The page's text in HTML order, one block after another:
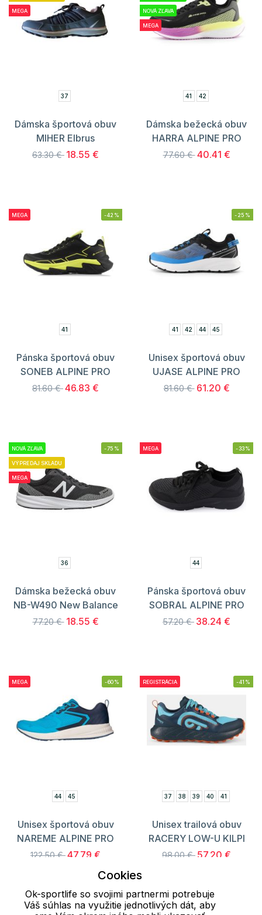
MEGA
37
Dámska športová obuv
MIHER Elbrus
63.30 € 18.55 €
NOVÁ ZĽAVA
MEGA
41 42
Dámska bežecká obuv
HARRA ALPINE PRO
77.60 € 40.41 €
MEGA -42%
41
Pánska športová obuv
SONEB ALPINE PRO
81.60 €46.83 €
-25%
41 42 44 45
Unisex športová obuv
UJASE ALPINE PRO
81.60 € 61.20 €
NOVÁ ZĽAVA
VÝPREDAJ SKLADU
MEGA
-75%
36
Dámska bežecká obuv
NB-W490 New Balance
77.20 € 18.55 €
MEGA -33%
44
Pánska športová obuv
SOBRAL ALPINE PRO
57.20 € 38.24 €
MEGA -60%
44 45
Unisex športová obuv
NAREME ALPINE PRO
122.50 €47.79 €
REGISTRÁCIA -41%
37 38 39 40 41
Unisex trailová obuv
RACERY LOW-U KILPI
98.00 € 57.20 €
51.48 €
Cookies
Ok-sportlife so svojimi partnermi potrebuje
Váš súhlas na využitie jednotlivých dát, aby